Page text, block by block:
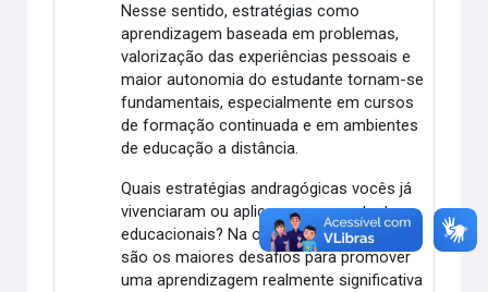
Nesse sentido, estratégias como
aprendizagem baseada em problemas,
valorização das experiências pessoais e
maior autonomia do estudante tornam-se
fundamentais, especialmente em cursos
de formação continuada e em ambientes
de educação a distância.
Quais estratégias andragógicas vocês já
vivenciaram ou aplicaram em contextos
educacionais? Na opinião de vocês, quais
são os maiores desafios para promover
uma aprendizagem realmente significativa